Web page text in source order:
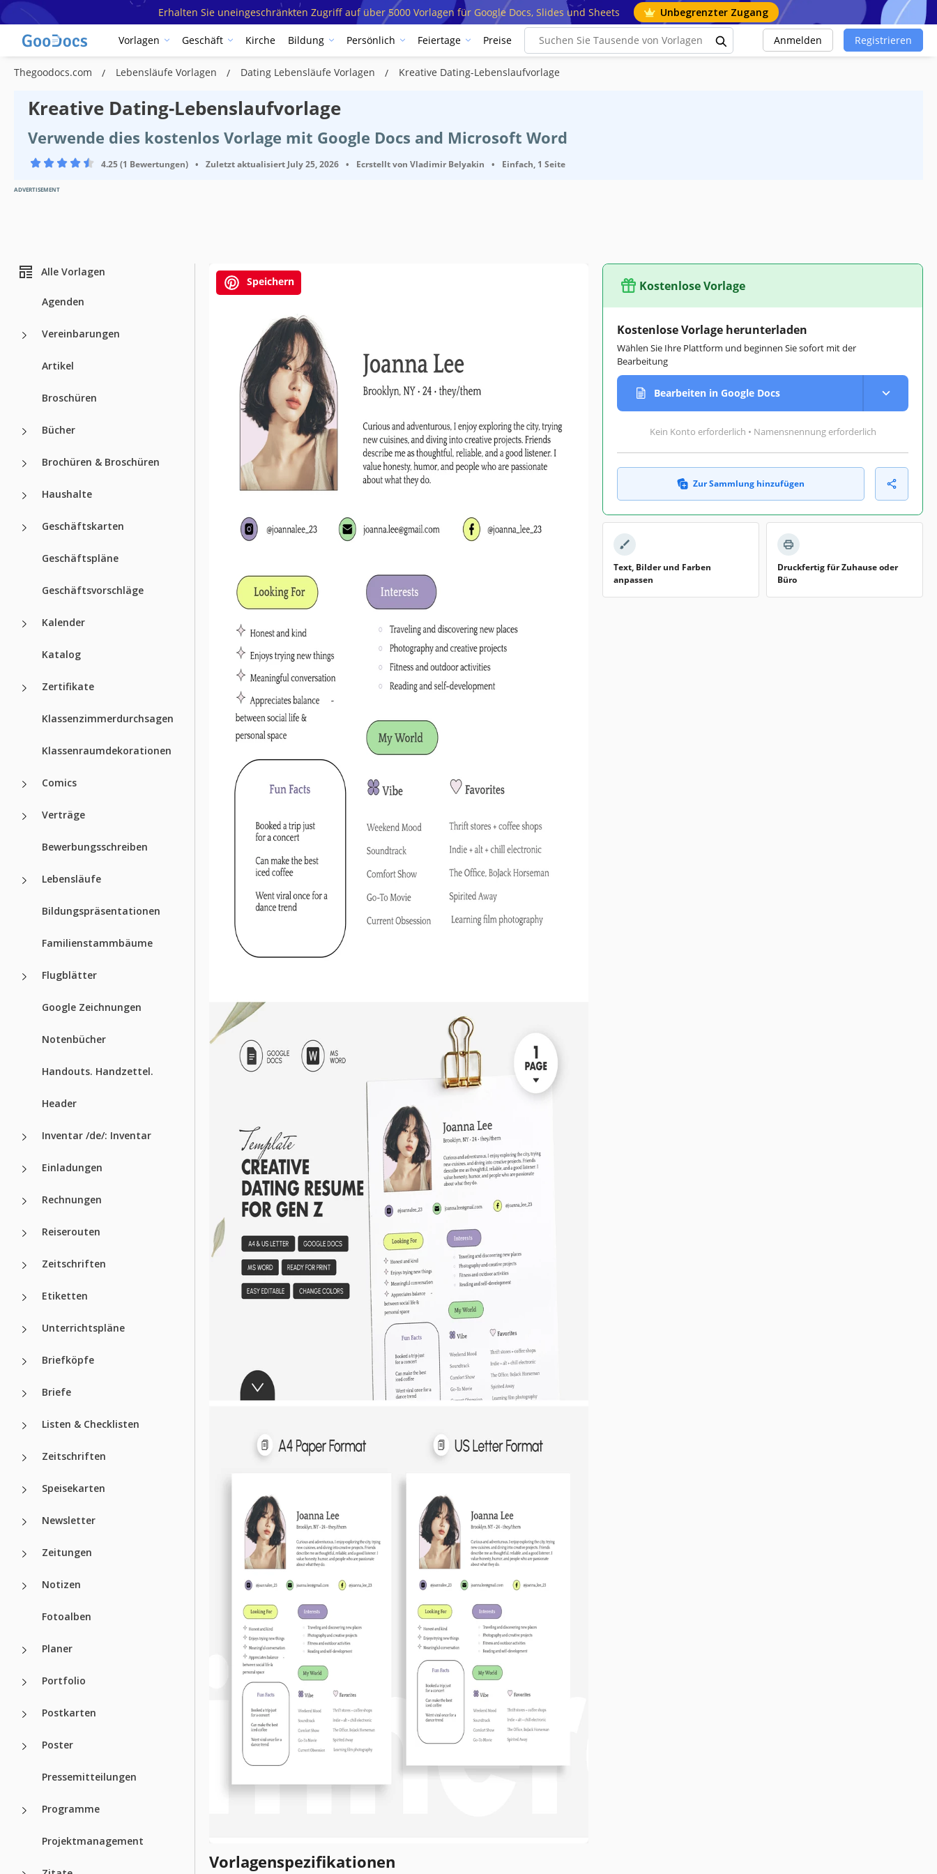
Erhalten Sie uneingeschränkten Zugriff auf über 5000 Vorlagen für Google Docs, Slides und Sheets Unbegrenzter Zugang
Vorlagen Geschäft Kirche Bildung Persönlich Feiertage Preise Anmelden Registrieren
Thegoodocs.com Lebensläufe Vorlagen Dating Lebensläufe Vorlagen Kreative Dating-Lebenslaufvorlage
Kreative Dating-Lebenslaufvorlage
Verwende dies kostenlos Vorlage mit Google Docs and Microsoft Word
4.25 (1 Bewertungen) • Zuletzt aktualisiert July 25, 2026 • Ecrstellt von Vladimir Belyakin • Einfach, 1 Seite
ADVERTISEMENT
Alle Vorlagen
Agenden
Vereinbarungen
Artikel
Broschüren
Bücher
Brochüren & Broschüren
Haushalte
Geschäftskarten
Geschäftspläne
Geschäftsvorschläge
Kalender
Katalog
Zertifikate
Klassenzimmerdurchsagen
Klassenraumdekorationen
Comics
Verträge
Bewerbungsschreiben
Lebensläufe
Bildungspräsentationen
Familienstammbäume
Flugblätter
Google Zeichnungen
Notenbücher
Handouts. Handzettel.
Header
Inventar /de/: Inventar
Einladungen
Rechnungen
Reiserouten
Zeitschriften
Etiketten
Unterrichtspläne
Briefköpfe
Briefe
Listen & Checklisten
Zeitschriften
Speisekarten
Newsletter
Zeitungen
Notizen
Fotoalben
Planer
Portfolio
Postkarten
Poster
Pressemitteilungen
Programme
Projektmanagement
Speichern
Vorlagenspezifikationen
Kostenlose Vorlage
Kostenlose Vorlage herunterladen
Wählen Sie Ihre Plattform und beginnen Sie sofort mit der
Bearbeitung
Bearbeiten in Google Docs
Kein Konto erforderlich • Namensnennung erforderlich
Zur Sammlung hinzufügen
Text, Bilder und Farben
anpassen
Druckfertig für Zuhause oder
Büro